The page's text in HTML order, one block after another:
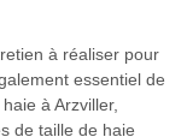
à réaliser pour
essentiel de
à Arzviller,
de taille de haie